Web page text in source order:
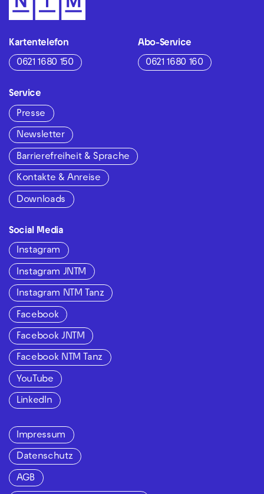
Kartentelefon
0621 1680 150
Abo-Service
0621 1680 160
Service
Presse
Newsletter
Barrierefreiheit & Sprache
Kontakte & Anreise
Downloads
Social Media
Instagram
Instagram JNTM
Instagram NTM Tanz
Facebook
Facebook JNTM
Facebook NTM Tanz
YouTube
LinkedIn
Impressum
Datenschutz
AGB